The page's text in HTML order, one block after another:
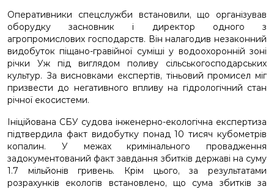
Оперативники спецслужби встановили, що організував
оборудку засновник і директор одного з
агропромислових господарств. Він налагодив незаконний
видобуток піщано-гравійної суміші у водоохоронній зоні
річки Уж під виглядом поливу сільськогосподарських
культур. За висновками експертів, тіньовий промисел міг
призвести до негативного впливу на гідрологічний стан
річної екосистеми.
Ініційована СБУ судова інженерно-екологічна експертиза
підтвердила факт видобутку понад 10 тисяч кубометрів
копалин. У межах кримінального провадження
задокументований факт завдання збитків державі на суму
1.7 мільйонів гривень. Крім цього, за результатами
розрахунків екологів встановлено, що сума збитків за